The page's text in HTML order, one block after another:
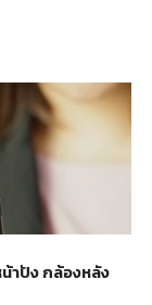
าปัง กล้องหลัง